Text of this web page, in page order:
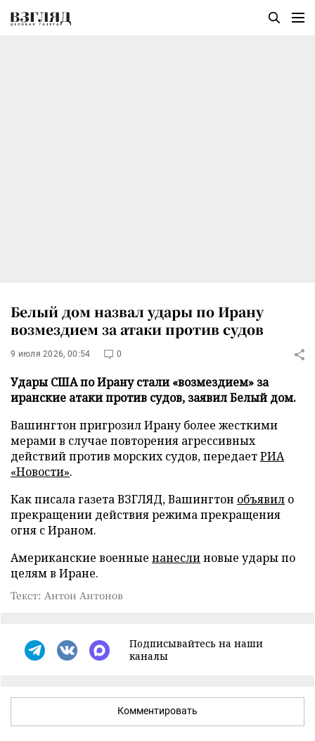
Белый дом назвал удары по Ирану
возмездием за атаки против судов
9 июля 2026, 00:54 0
Удары США по Ирану стали «возмездием» за
иранские атаки против судов, заявил Белый дом.
Вашингтон пригрозил Ирану более жесткими
мерами в случае повторения агрессивных
действий против морских судов, передаетРИА
«Новости».
Как писала газета ВЗГЛЯД, Вашингтон объявил о
прекращении действия режима прекращения
огня с Ираном.
Американские военные нанеслиновые удары по
целям в Иране.
Текст: Антон Антонов
Подписывайтесь на наши
каналы
Комментировать